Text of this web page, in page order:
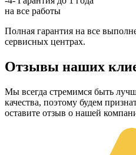
на все работы
Полная гарантия на все
сервисных центрах.
Отзывы наших
Мы всегда стремимся быть
качества, поэтому будем
оставите отзыв о нашей